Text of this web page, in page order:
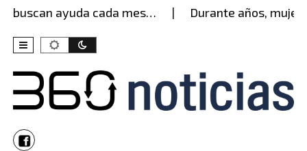
ayuda cada mes… Durante años, mujer